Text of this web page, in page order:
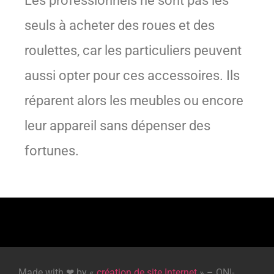
seuls à acheter des roues et des
roulettes, car les particuliers peuvent
aussi opter pour ces accessoires. Ils
réparent alors les meubles ou encore
leur appareil sans dépenser des
fortunes.